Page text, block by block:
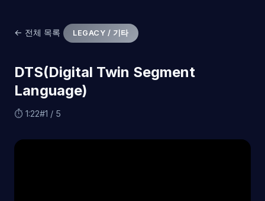
← 전체 목록 LEGACY / 기타
DTS(Digital Twin Segment
Language)
⏱ 1:22#1 / 5